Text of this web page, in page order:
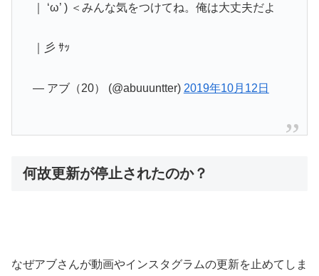
｜ ‘ω’ ) ＜みんな気をつけてね。俺は大丈夫だよ
｜彡 ｻｯ
— アブ（20） (@abuuuntter) 2019年10月12日
何故更新が停止されたのか？
なぜアブさんが動画やインスタグラムの更新を止めてしま